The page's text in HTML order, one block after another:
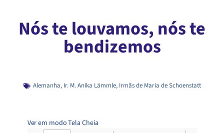
Nós te louvamos, nós te
bendizemos
Alemanha, Ir. M. Anika Lämmle, Irmãs de Maria de Schoenstatt
Ver em modo Tela Cheia